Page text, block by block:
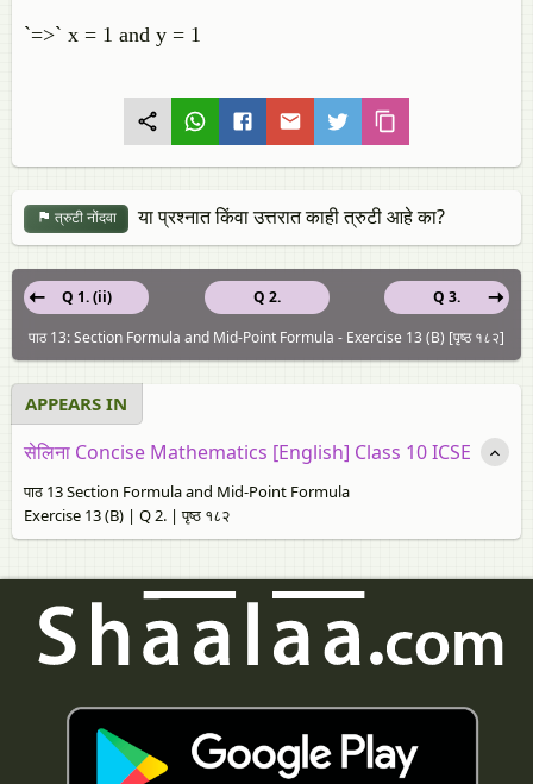
`=>` x = 1 and y = 1
त्रुटी नोंदवा या प्रश्नात किंवा उत्तरात काही त्रुटी आहे का?
Q 2.
Q 1. (ii)
Q 3.
पाठ 13: Section Formula and Mid-Point Formula - Exercise 13 (B) [पृष्ठ १८२]
APPEARS IN
सेलिना Concise Mathematics [English] Class 10 ICSE
पाठ 13 Section Formula and Mid-Point Formula
Exercise 13 (B) | Q 2. | पृष्ठ १८२